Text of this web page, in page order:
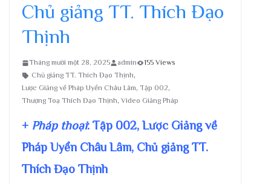
Chủ giảng TT. Thích Đạo
Thịnh
Tháng mười một 28, 2025 admin
155 Views
Chủ giảng TT. Thích Đạo Thịnh,
Lược Giảng về Pháp Uyển Châu Lâm, Tập 002,
Thượng Toạ Thích Đạo Thịnh, Video Giảng Pháp
+ Pháp thoại: Tập 002, Lược Giảng về
Pháp Uyển Châu Lâm, Chủ giảng TT.
Thích Đạo Thịnh